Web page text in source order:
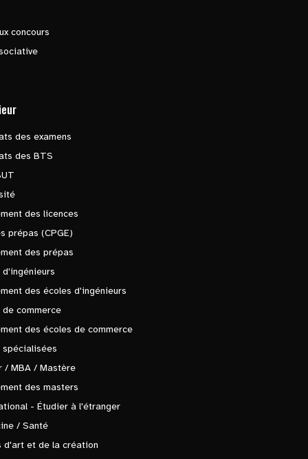
concours
des examens
des BTS
des licences
prépas (CPGE)
des prépas
d'ingénieurs
des écoles d'ingénieurs
de commerce
des écoles de commerce
spécialisées
/ MBA / Mastère
des masters
- Étudier à l'étranger
/ Santé
d'art et de la création